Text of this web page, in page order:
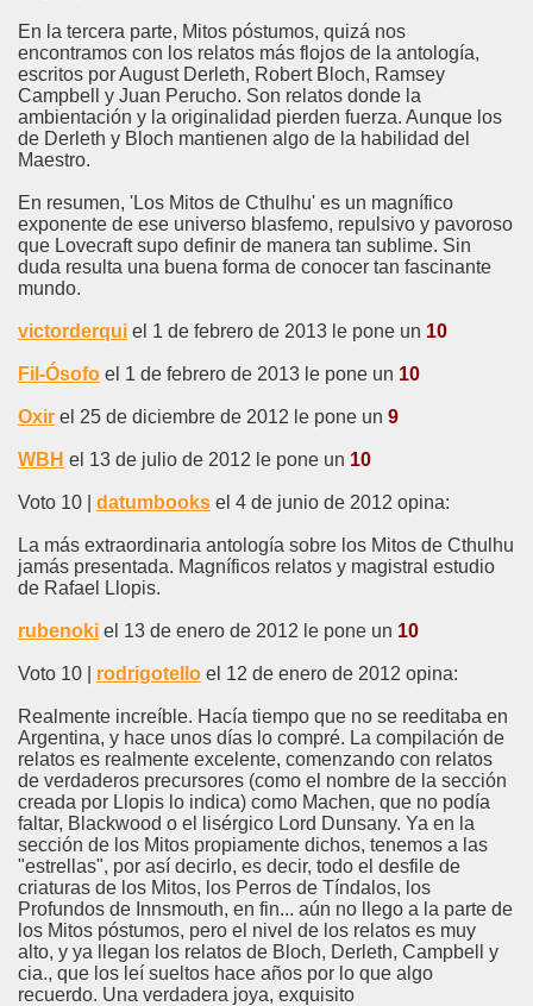
En la tercera parte, Mitos póstumos, quizá nos
encontramos con los relatos más flojos de la antología,
escritos por August Derleth, Robert Bloch, Ramsey
Campbell y Juan Perucho. Son relatos donde la
ambientación y la originalidad pierden fuerza. Aunque los
de Derleth y Bloch mantienen algo de la habilidad del
Maestro.
En resumen, 'Los Mitos de Cthulhu' es un magnífico
exponente de ese universo blasfemo, repulsivo y pavoroso
que Lovecraft supo definir de manera tan sublime. Sin
duda resulta una buena forma de conocer tan fascinante
mundo.
victorderqui el 1 de febrero de 2013 le pone un 10
Fil-Ósofo el 1 de febrero de 2013 le pone un 10
Oxir el 25 de diciembre de 2012 le pone un 9
WBH el 13 de julio de 2012 le pone un 10
Voto 10 | datumbooks el 4 de junio de 2012 opina:
La más extraordinaria antología sobre los Mitos de Cthulhu
jamás presentada. Magníficos relatos y magistral estudio
de Rafael Llopis.
rubenoki el 13 de enero de 2012 le pone un 10
Voto 10 | rodrigotello el 12 de enero de 2012 opina:
Realmente increíble. Hacía tiempo que no se reeditaba en
Argentina, y hace unos días lo compré. La compilación de
relatos es realmente excelente, comenzando con relatos
de verdaderos precursores (como el nombre de la sección
creada por Llopis lo indica) como Machen, que no podía
faltar, Blackwood o el lisérgico Lord Dunsany. Ya en la
sección de los Mitos propiamente dichos, tenemos a las
"estrellas", por así decirlo, es decir, todo el desfile de
criaturas de los Mitos, los Perros de Tíndalos, los
Profundos de Innsmouth, en fin... aún no llego a la parte de
los Mitos póstumos, pero el nivel de los relatos es muy
alto, y ya llegan los relatos de Bloch, Derleth, Campbell y
cia., que los leí sueltos hace años por lo que algo
recuerdo. Una verdadera joya, exquisito